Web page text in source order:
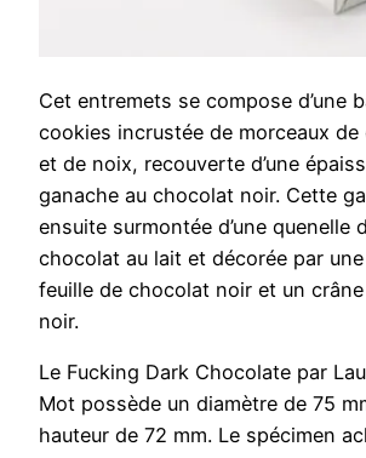
Cet entremets se compose d’une
cookies incrustée de morceaux
et de noix, recouverte d’une
ganache au chocolat noir. Cette
ensuite surmontée d’une quenelle
chocolat au lait et décorée par
feuille de chocolat noir et un
noir.
Le Fucking Dark Chocolate par
Mot possède un diamètre de 75
hauteur de 72 mm. Le spécimen